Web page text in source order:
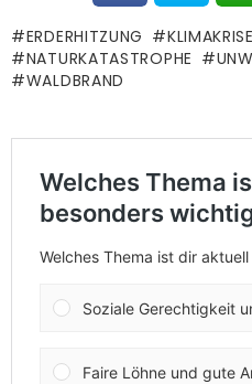
ERDERHITZUNG KLIMAKRISE
NATURKATASTROPHE
WALDBRAND